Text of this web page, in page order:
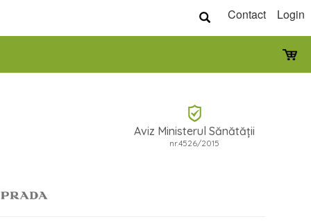
Contact Login
Aviz Ministerul Sănătății
nr.4526/2015